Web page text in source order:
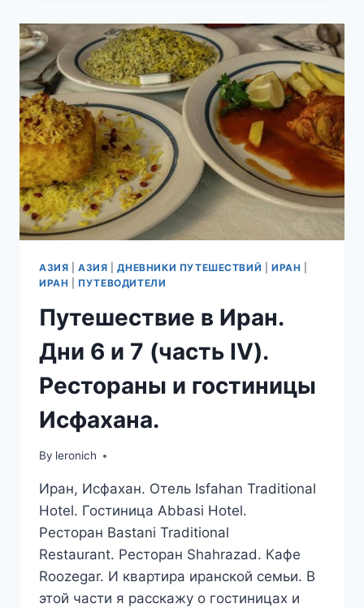
9
И
10.
ЙЕЗД
–
ЦИТАДЕЛЬ
ИРАНСКОГО
ЗОРОАСТРИЗМА.
АЗИЯ |АЗИЯ |ДНЕВНИКИ ПУТЕШЕСТВИЙ |ИРАН
ИРАН
ПУТЕВОДИТЕЛИ
Путешествие в Иран.
Дни 6 и 7 (часть IV).
Рестораны и гостиницы
Исфахана.
By leronich
Иран, Исфахан. Отель Isfahan Traditional
Hotel. Гостиница Abbasi Hotel.
Ресторан Bastani Traditional
Restaurant. Ресторан Shahrazad. Кафе
Roozegar. И квартира иранской семьи. В
этой части я расскажу о гостиницах и